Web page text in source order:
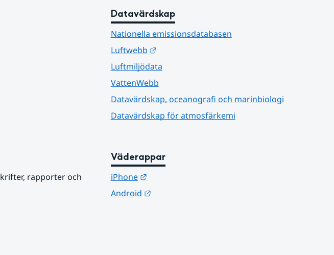
Datavärdskap
Nationella emissionsdatabasen
Luftwebb
Länk till annan webbplats.
Luftmiljödata
VattenWebb
Datavärdskap, oceanografi och marinbiologi
Datavärdskap för atmosfärkemi
rapporter och
Väderappar
iPhone
Länk till annan webbplats.
Android
Länk till annan webbplats.